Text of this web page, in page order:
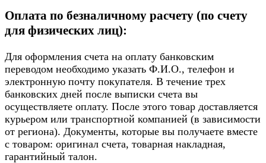
Оплата по безналичному расчету (по счету
для физических лиц):
Для оформления счета на оплату банковским
переводом необходимо указать Ф.И.О., телефон и
электронную почту покупателя. В течение трех
банковских дней после выписки счета вы
осуществляете оплату. После этого товар доставляется
курьером или транспортной компанией (в зависимости
от региона). Документы, которые вы получаете вместе
с товаром: оригинал счета, товарная накладная,
гарантийный талон.